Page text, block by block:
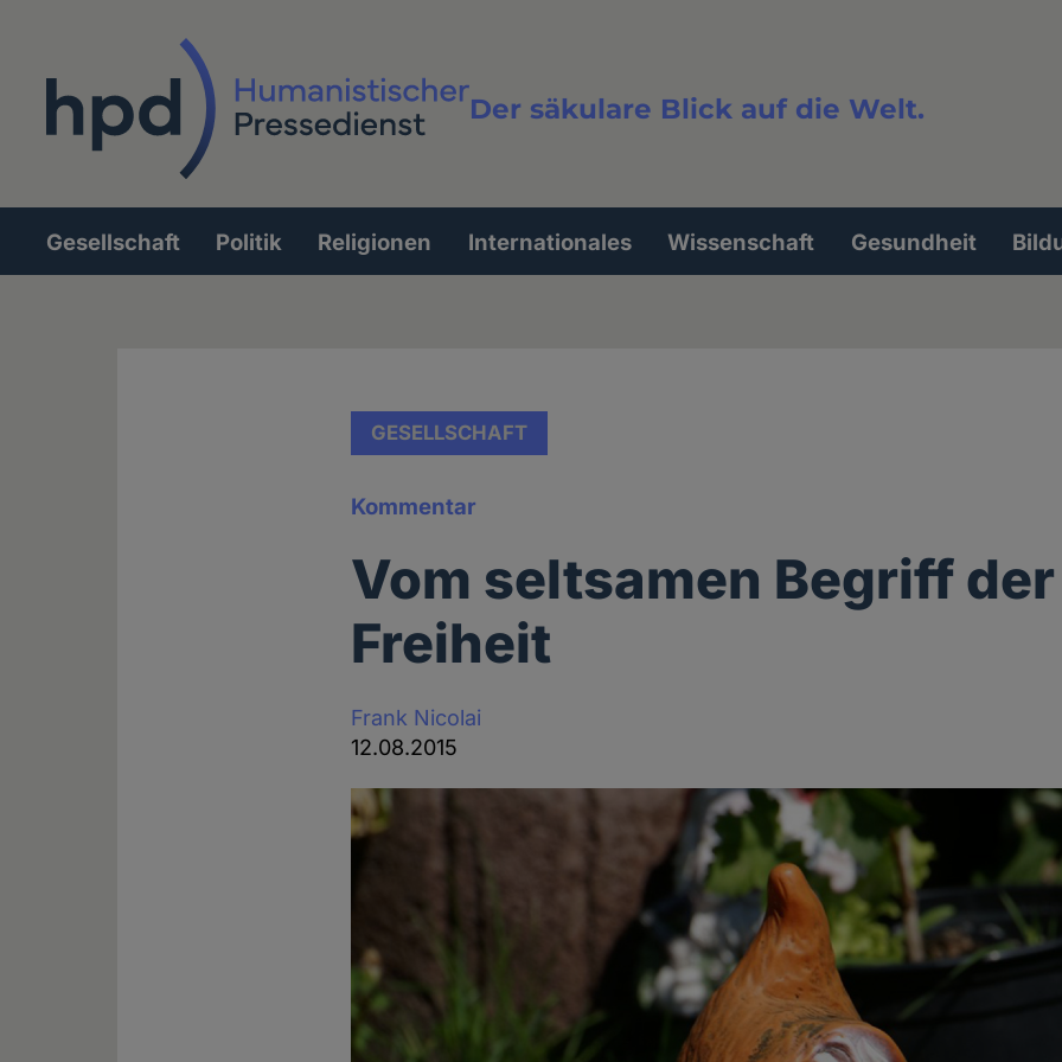
Der säkulare Blick auf die Welt.
Volltextsuche
Hauptnavigation
Gesellschaft Politik Religionen Internationales Wissenschaft Gesundheit
GESELLSCHAFT
Kommentar
Vom seltsamen Begriff der
Freiheit
Frank Nicolai
12.08.2015